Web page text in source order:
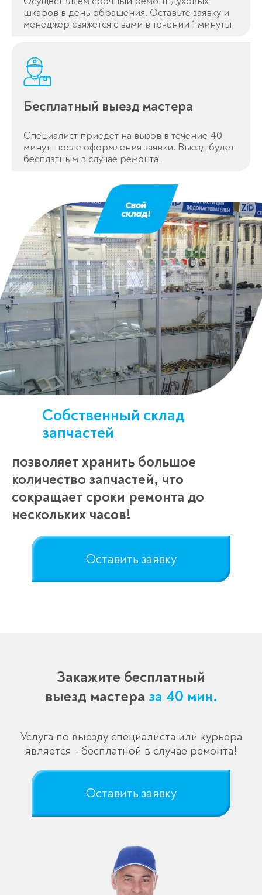
шкафов в день обращения. Оставьте заявку и
менеджер свяжется с вами в течении 1 минуты.
Бесплатный выезд мастера
Специалист приедет на вызов в течение 40
минут, после оформления заявки. Выезд будет
бесплатным в случае ремонта.
Собственный склад
запчастей
позволяет хранить большое
количество запчастей, что
сокращает сроки ремонта до
нескольких часов!
Оставить заявку
Закажите бесплатный
выезд мастера за 40 мин.
Услуга по выезду специалиста или курьера
является - бесплатной в случае ремонта!
Оставить заявку